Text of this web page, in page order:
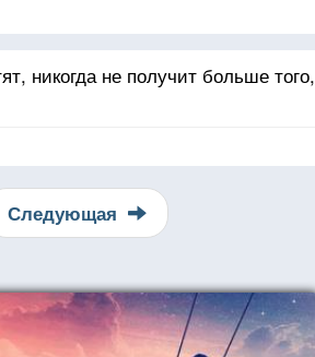
никогда не получит больше того,
Следующая